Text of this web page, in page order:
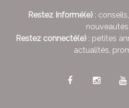
Restez Informé(e):
Restez connecté(e): petites
actualités,